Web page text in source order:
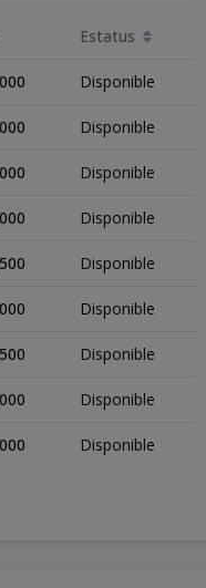
Estatus
Disponible
Disponible
Disponible
Disponible
Disponible
Disponible
Disponible
Disponible
Disponible